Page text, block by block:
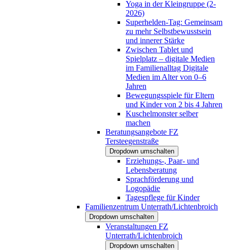
Yoga in der Kleingruppe (2-
2026)
Superhelden-Tag: Gemeinsam
zu mehr Selbstbewusstsein
und innerer Stärke
Zwischen Tablet und
Spielplatz – digitale Medien
im Familienalltag Digitale
Medien im Alter von 0–6
Jahren
Bewegungsspiele für Eltern
und Kinder von 2 bis 4 Jahren
Kuschelmonster selber
machen
Beratungsangebote FZ
Tersteegenstraße
Dropdown umschalten
Erziehungs-, Paar- und
Lebensberatung
Sprachförderung und
Logopädie
Tagespflege für Kinder
Familienzentrum Unterrath/Lichtenbroich
Dropdown umschalten
Veranstaltungen FZ
Unterrath/Lichtenbroich
Dropdown umschalten